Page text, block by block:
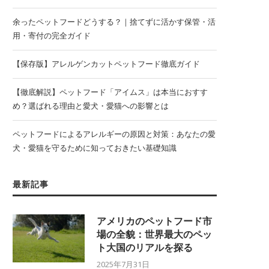
余ったペットフードどうする？｜捨てずに活かす保管・活
用・寄付の完全ガイド
【保存版】アレルゲンカットペットフード徹底ガイド
【徹底解説】ペットフード「アイムス」は本当におすす
め？選ばれる理由と愛犬・愛猫への影響とは
ペットフードによるアレルギーの原因と対策：あなたの愛
犬・愛猫を守るために知っておきたい基礎知識
最新記事
アメリカのペットフード市
場の全貌：世界最大のペッ
ト大国のリアルを探る
2025年7月31日